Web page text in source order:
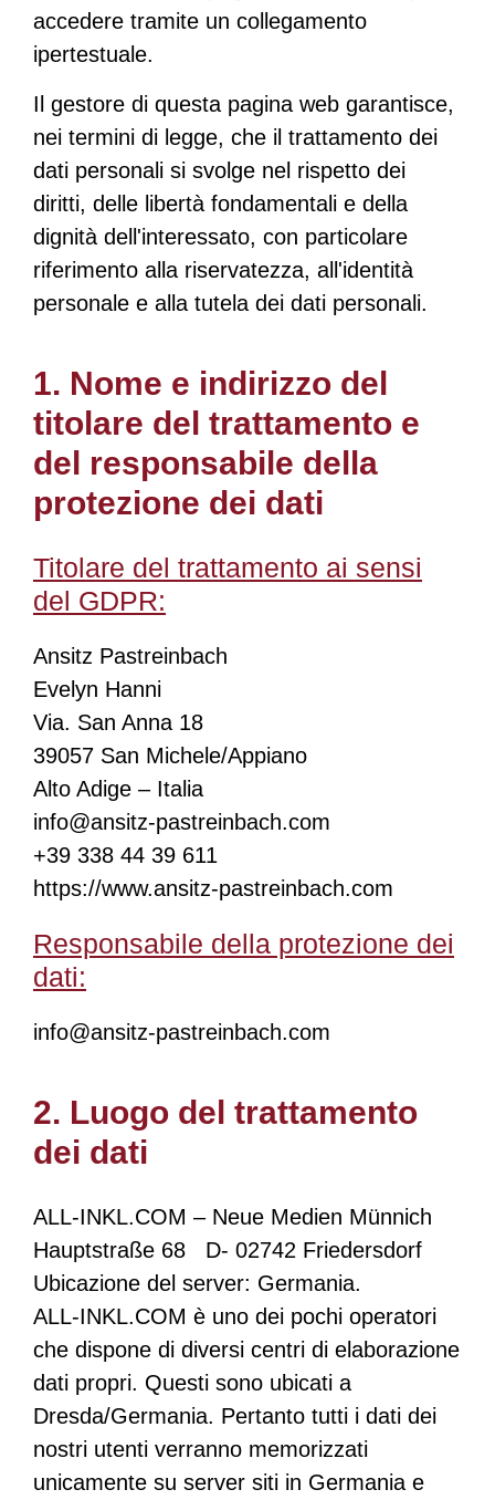
accedere tramite un collegamento
ipertestuale.
Il gestore di questa pagina web garantisce,
nei termini di legge, che il trattamento dei
dati personali si svolge nel rispetto dei
diritti, delle libertà fondamentali e della
dignità dell'interessato, con particolare
riferimento alla riservatezza, all'identità
personale e alla tutela dei dati personali.
1. Nome e indirizzo del
titolare del trattamento e
del responsabile della
protezione dei dati
Titolare del trattamento ai sensi
del GDPR:
Ansitz Pastreinbach
Evelyn Hanni
Via. San Anna 18
39057 San Michele/Appiano
Alto Adige – Italia
info@ansitz-pastreinbach.com
+39 338 44 39 611
https://www.ansitz-pastreinbach.com
Responsabile della protezione dei
dati:
info@ansitz-pastreinbach.com
2. Luogo del trattamento
dei dati
ALL-INKL.COM – Neue Medien Münnich
Hauptstraße 68 D- 02742 Friedersdorf
Ubicazione del server: Germania.
ALL-INKL.COM è uno dei pochi operatori
che dispone di diversi centri di elaborazione
dati propri. Questi sono ubicati a
Dresda/Germania. Pertanto tutti i dati dei
nostri utenti verranno memorizzati
unicamente su server siti in Germania e